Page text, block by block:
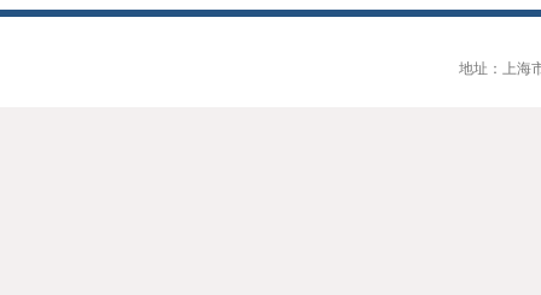
地址：上海